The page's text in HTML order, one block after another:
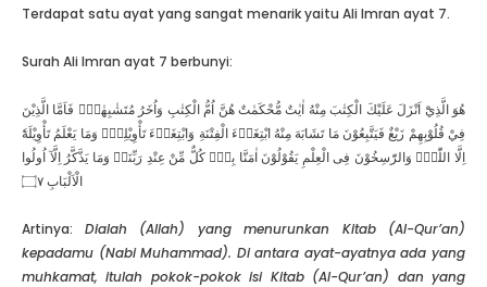
Terdapat satu ayat yang sangat menarik yaitu Ali Imran ayat 7.
Surah Ali Imran ayat 7 berbunyi:
هُوَ الَّذِيْٓ اَنْزَلَ عَلَيْكَ الْكِتٰبَ مِنْهُ اٰيٰتٌ مُّحْكَمٰتٌ هُنَّ اُمُّ الْكِتٰبِ وَاُخَرُ مُتَشٰبِهٰتٌۗ فَاَمَّا الَّذِيْنَ
فِيْ قُلُوْبِهِمْ زَيْغٌ فَيَتَّبِعُوْنَ مَا تَشَابَهَ مِنْهُ ابْتِغَاۤءَ الْفِتْنَةِ وَابْتِغَاۤءَ تَأْوِيْلِهٖۚ وَمَا يَعْلَمُ تَأْوِيْلَهٗٓ
اِلَّا اللّٰهُۘ وَالرّٰسِخُوْنَ فِى الْعِلْمِ يَقُوْلُوْنَ اٰمَنَّا بِهٖۙ كُلٌّ مِّنْ عِنْدِ رَبِّنَاۚ وَمَا يَذَّكَّرُ اِلَّآ اُولُوا
الْاَلْبَابِ ۝٧
Artinya: Dialah (Allah) yang menurunkan Kitab (Al-Qur’an)
kepadamu (Nabi Muhammad). Di antara ayat-ayatnya ada yang
muhkamat, itulah pokok-pokok isi Kitab (Al-Qur’an) dan yang